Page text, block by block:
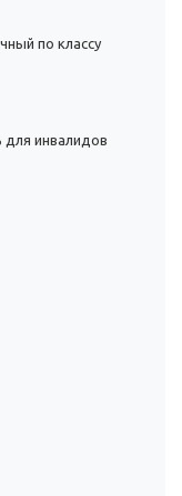
по классу
инвалидов